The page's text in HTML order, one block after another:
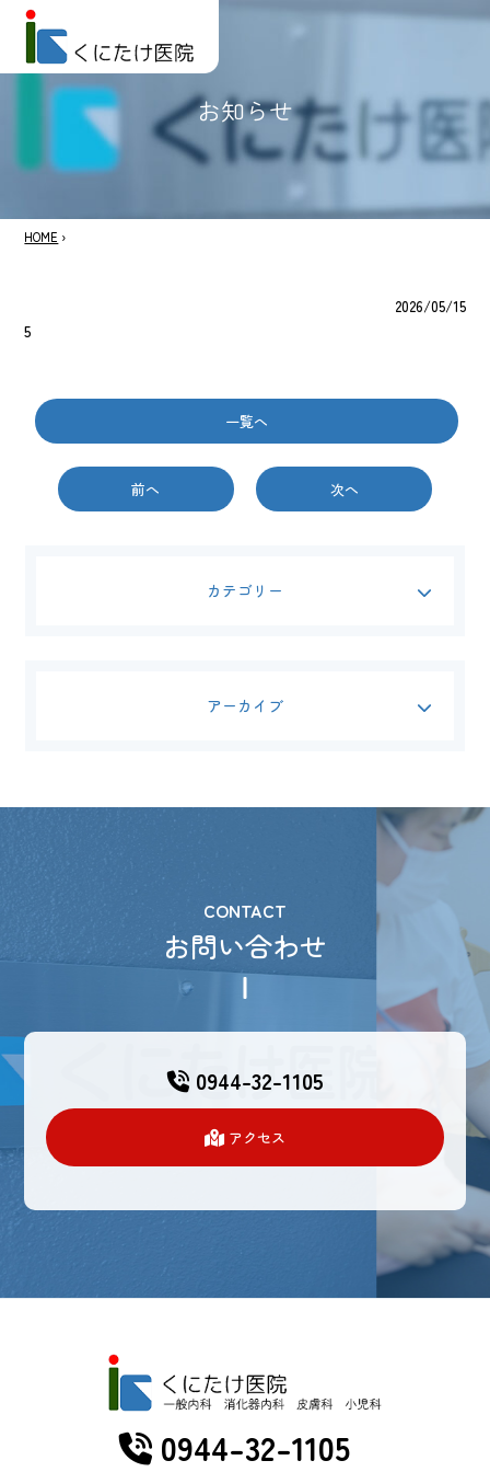
お知らせ
HOME ›
2026/05/15
5
前へ
一覧へ
次へ
カテゴリー
アーカイブ
CONTACT
お問い合わせ
0944-32-1105
アクセス
0944-32-1105